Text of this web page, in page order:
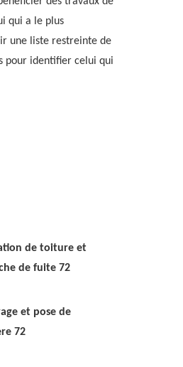
qui a le plus
une liste restreinte de
pour identifier celui qui
de toiture et
de fuite 72
et pose de
72